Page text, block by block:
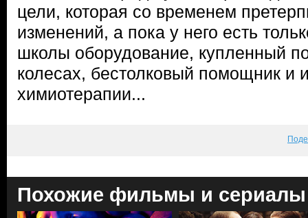
цели, которая со временем
изменений, а пока у него есть
школы оборудование, купленный
колесах, бестолковый помощник и
химиотерапии...
Похожие фильмы и сериалы